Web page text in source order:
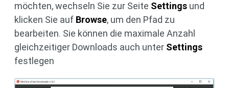
möchten, wechseln Sie zur Seite Settings und
klicken Sie auf Browse, um den Pfad zu
bearbeiten. Sie können die maximale Anzahl
gleichzeitiger Downloads auch unter Settings
festlegen